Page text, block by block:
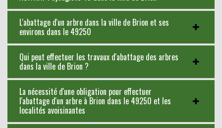
L'abattage d'un arbre dans la ville de Brion et ses
environs dans le 49250
Qui peut effectuer les travaux d'abattage des arbres
dans la ville de Brion ?
La nécessité d'une obligation pour effectuer
l'abattage d'un arbre à Brion dans le 49250 et les
localités avoisinantes